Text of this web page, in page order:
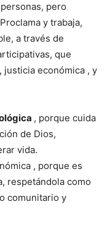
pero
y trabaja,
a través de
que
económica , y
, porque cuida
de Dios,
vida.
, porque es
respetándola como
comunitario y